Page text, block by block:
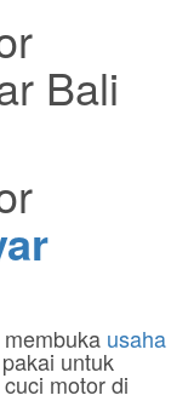
Bali
usaha
untuk
motor di